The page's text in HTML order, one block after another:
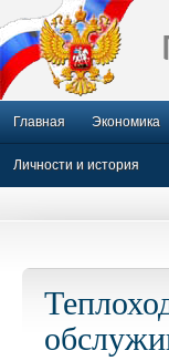
Главная Экономика
Личности и история